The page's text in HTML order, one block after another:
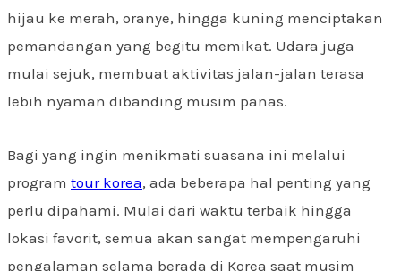
hijau ke merah, oranye, hingga kuning menciptakan
pemandangan yang begitu memikat. Udara juga
mulai sejuk, membuat aktivitas jalan-jalan terasa
lebih nyaman dibanding musim panas.
Bagi yang ingin menikmati suasana ini melalui
program tour korea, ada beberapa hal penting yang
perlu dipahami. Mulai dari waktu terbaik hingga
lokasi favorit, semua akan sangat mempengaruhi
pengalaman selama berada di Korea saat musim